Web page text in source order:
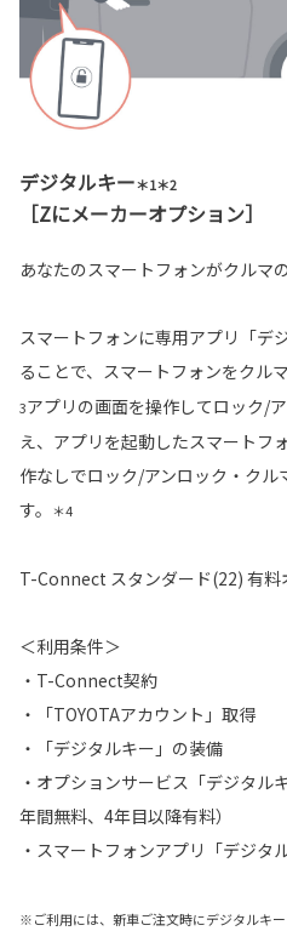
デジタルキー＊1＊2
［Zにメーカーオプション］
あなたのスマートフォンがクルマ
スマートフォンに専用アプリ「デ
ることで、スマートフォンをクル
3アプリの画面を操作してロック/
え、アプリを起動したスマートフ
作なしでロック/アンロック・ク
す。
＊4
T-Connect スタンダード(22) 有料
＜利用条件＞
・T-Connect契約
・「TOYOTAアカウント」取得
・「デジタルキー」の装備
・オプションサービス「デジタル
年間無料、4年目以降有料）
・スマートフォンアプリ「デジタ
※ご利用には、新車ご注文時にデジタルキ